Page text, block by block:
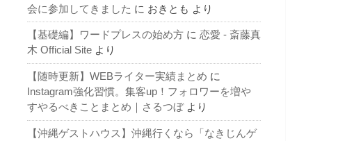
会に参加してきました に おきとも より
【基礎編】ワードプレスの始め方 に 恋愛 - 斎藤真
木 Official Site より
【随時更新】WEBライター実績まとめ に
Instagram強化習慣。集客up！フォロワーを増や
すやるべきことまとめ｜さるつぼより
【沖縄ゲストハウス】沖縄行くなら「なきじんゲ